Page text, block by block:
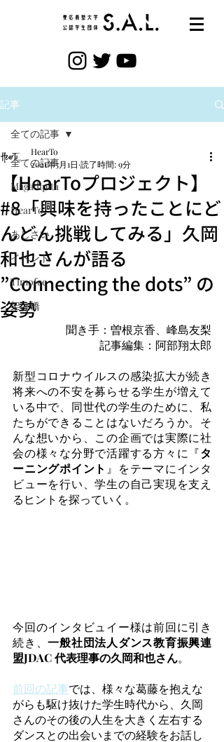
記事
全ての記事
Magadipita
HearTo
あじさい
イベント
Timofee
架け橋
全ての記事
【HearToプロジェクト】
#8「興味を持ったことにど
んどん挑戦してみる」久岡
和也さんが語る
”Connecting the dots” の
姿勢
HearTo
2021年5月1日 読了時間: 9分
聞き手：曽根京香、峰島友梨
記事編集：阿部翔太郎
新型コロナウイルスの感染拡大が続き
将来への不安を募らせる学生が増えて
いる中で、同世代の学生のために、私
たちができることはないだろうか。そ
んな想いから、この企画では実際に社
会の様々な分野で活躍する方々に『タ
ーニングポイント 』をテーマにインタ
ビューを行い、学生の自己実現を支え
るヒントを探っていく。
今回のインタビュイー様は前回に引き
続き、一般社団法人ダンス教育振興連
盟JDAC 代表理事の久岡和也さん。
前回の記事では、様々な葛藤を抱えな
がらも駆け抜けた学生時代から、久岡
さんのその後の人生を大きく左右する
ダンスとの出会いまでの経験をお話し